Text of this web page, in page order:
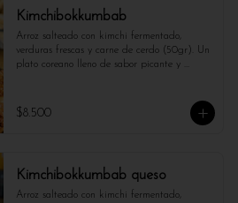
Kimchibokkumbab
Arroz salteado con kimchi fermentado,
verduras frescas y carne de cerdo (50gr). Un
plato coreano lleno de sabor picante y
$8.500
Kimchibokkumbab queso
Arroz salteado con kimchi fermentado,